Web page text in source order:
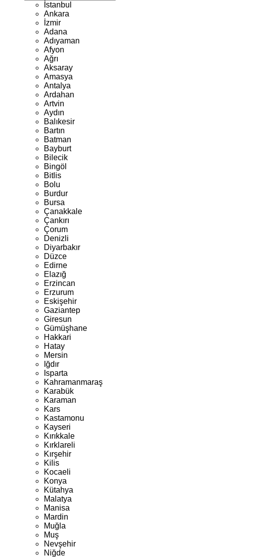
İstanbul
Ankara
İzmir
Adana
Adıyaman
Afyon
Ağrı
Aksaray
Amasya
Antalya
Ardahan
Artvin
Aydın
Balıkesir
Bartın
Batman
Bayburt
Bilecik
Bingöl
Bitlis
Bolu
Burdur
Bursa
Çanakkale
Çankırı
Çorum
Denizli
Diyarbakır
Düzce
Edirne
Elazığ
Erzincan
Erzurum
Eskişehir
Gaziantep
Giresun
Gümüşhane
Hakkari
Hatay
Mersin
Iğdır
Isparta
Kahramanmaraş
Karabük
Karaman
Kars
Kastamonu
Kayseri
Kırıkkale
Kırklareli
Kırşehir
Kilis
Kocaeli
Konya
Kütahya
Malatya
Manisa
Mardin
Muğla
Muş
Nevşehir
Niğde